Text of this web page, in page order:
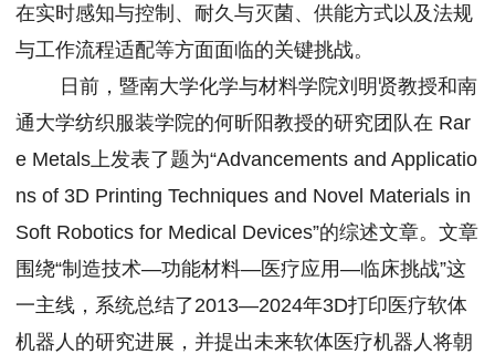
在实时感知与控制、耐久与灭菌、供能方式以及法规
与工作流程适配等方面面临的关键挑战。
日前，暨南大学化学与材料学院刘明贤教授和南
通大学纺织服装学院的何昕阳教授的研究团队在 Rar
e Metals上发表了题为“Advancements and Applicatio
ns of 3D Printing Techniques and Novel Materials in
Soft Robotics for Medical Devices”的综述文章。文章
围绕“制造技术—功能材料—医疗应用—临床挑战”这
一主线，系统总结了2013—2024年3D打印医疗软体
机器人的研究进展，并提出未来软体医疗机器人将朝